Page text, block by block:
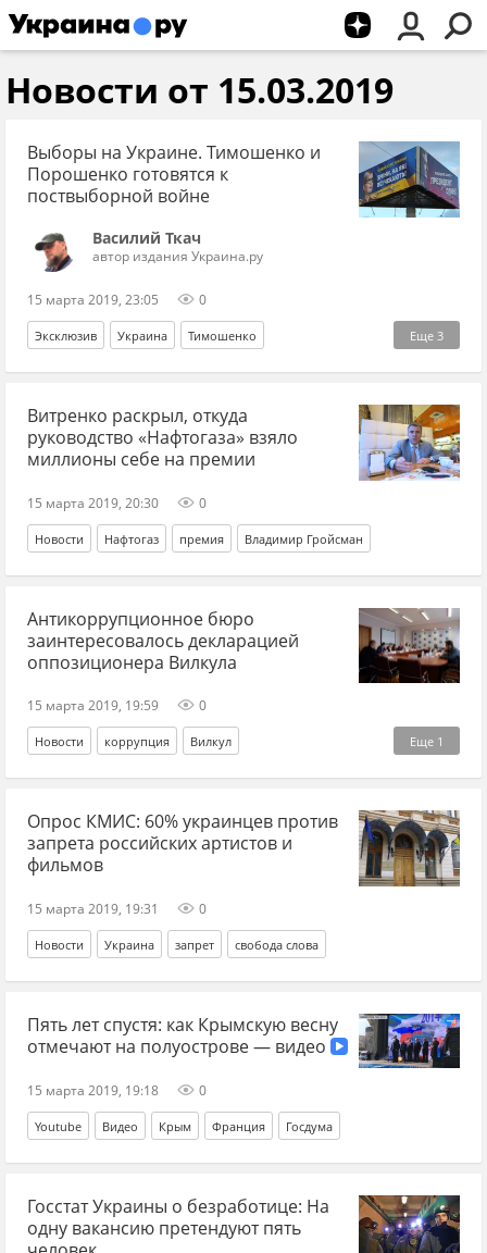
Новости от 15.03.2019
Выборы на Украине. Тимошенко и
Порошенко готовятся к
поствыборной войне
Василий Ткач
автор издания Украина.ру
15 марта 2019, 23:05 0
Еще 3
Эксклюзив Украина Тимошенко
президентские выборы Владимир Зеленский
Петр Порошенко*
Витренко раскрыл, откуда
руководство «Нафтогаза» взяло
миллионы себе на премии
15 марта 2019, 20:30 0
Новости Нафтогаз премия Владимир Гройсман
Антикоррупционное бюро
заинтересовалось декларацией
оппозиционера Вилкула
15 марта 2019, 19:59 0
Еще 1
Новости коррупция Вилкул
президентские выборы
Опрос КМИС: 60% украинцев против
запрета российских артистов и
фильмов
15 марта 2019, 19:31 0
Новости Украина запрет свобода слова
Пять лет спустя: как Крымскую весну
отмечают на полуострове — видео
15 марта 2019, 19:18 0
Youtube Видео Крым Франция Госдума
Госстат Украины о безработице: На
одну вакансию претендуют пять